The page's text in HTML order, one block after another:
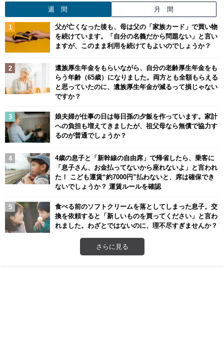
週 間 月 間
父が亡くなった後も、母は父の「家族カード」で買い物
を続けています。「自分の名義だから問題ない」と言い
ますが、このまま利用を続けてもよいのでしょうか？
遺族厚生年金をもらいながら、自分の老齢厚生年金をも
らう年齢（65歳）になりました。両方とも全額もらえる
と思っていたのに、遺族厚生年金が減るって損じゃない
ですか？
娘夫婦が仕事の日は毎日孫の夕飯を作っています。家計
への負担も増えてきましたが、祖父母なら無償で協力す
るのが普通でしょうか？
4歳の息子と「新幹線の自由席」で帰省したら、乗客に
「息子さん、お金払ってないから座れないよ」と言われ
た！ こども運賃“約7000円”払わないと、席は確保でき
ないでしょうか？ 運賃ルールを確認
食べる前のソフトクリームを落としてしまった息子。交
換を依頼すると「新しいものを買ってください」と言わ
れました。わざとではないのに、理不尽すぎませんか？
さらに見る